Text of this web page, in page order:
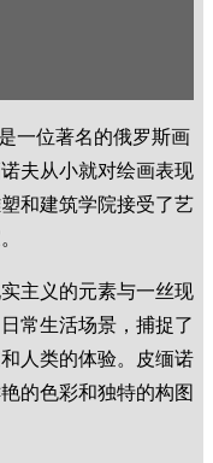
一位著名的俄罗斯画
夫从小就对绘画表现
和建筑学院接受了艺
主义的元素与一丝现
常生活场景，捕捉了
人类的体验。皮缅诺
的色彩和独特的构图